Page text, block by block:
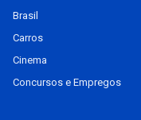
Brasil
Carros
Cinema
Concursos e Empregos